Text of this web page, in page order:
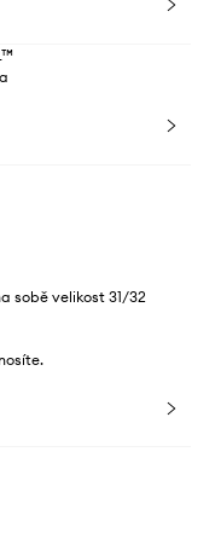
sobě velikost 31/32